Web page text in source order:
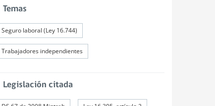
Temas
Seguro laboral (Ley 16.744)
Trabajadores independientes
Legislación citada